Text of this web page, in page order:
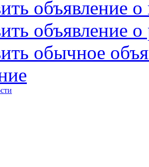
объявление
объявление о
обычное